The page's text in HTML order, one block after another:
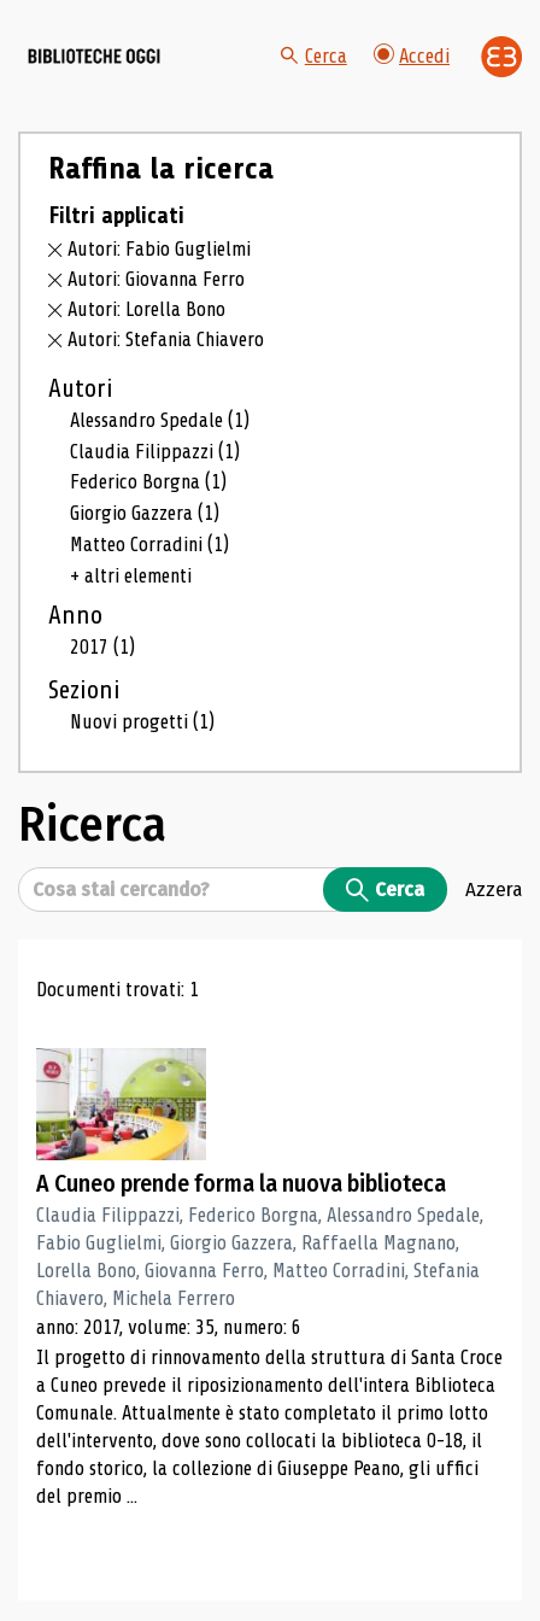
Cerca Accedi
Raffina la ricerca
Filtri applicati
Autori: Fabio Guglielmi
Autori: Giovanna Ferro
Autori: Lorella Bono
Autori: Stefania Chiavero
Autori
Alessandro Spedale(1)
Claudia Filippazzi(1)
Federico Borgna(1)
Giorgio Gazzera(1)
Matteo Corradini(1)
+ altri elementi
Anno
2017(1)
Sezioni
Nuovi progetti(1)
Ricerca
Cerca Cerca Azzera
Risultati di ricerca
Documenti trovati: 1
A Cuneo prende forma la nuova biblioteca
Claudia Filippazzi, Federico Borgna, Alessandro Spedale,
Fabio Guglielmi, Giorgio Gazzera, Raffaella Magnano,
Lorella Bono, Giovanna Ferro, Matteo Corradini, Stefania
Chiavero, Michela Ferrero
anno: 2017, volume: 35, numero: 6
Il progetto di rinnovamento della struttura di Santa Croce
a Cuneo prevede il riposizionamento dell'intera Biblioteca
Comunale. Attualmente è stato completato il primo lotto
dell'intervento, dove sono collocati la biblioteca 0-18, il
fondo storico, la collezione di Giuseppe Peano, gli uffici
del premio ...